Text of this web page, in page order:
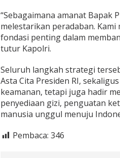
“Sebagaimana amanat Bapak
melestarikan peradaban.
fondasi penting dalam
tutur Kapolri.
Seluruh langkah strategi
Asta Cita Presiden RI,
keamanan, tetapi juga hadir
penyediaan gizi, penguatan
manusia unggul menuju
Pembaca: 346